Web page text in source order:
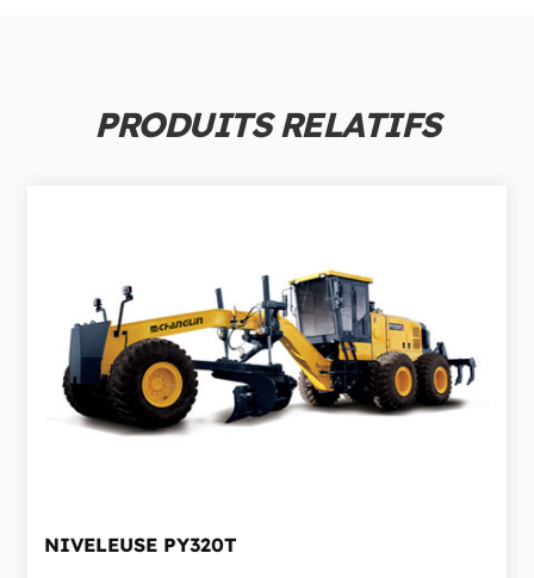
PRODUITS RELATIFS
NIVELEUSE PY320T